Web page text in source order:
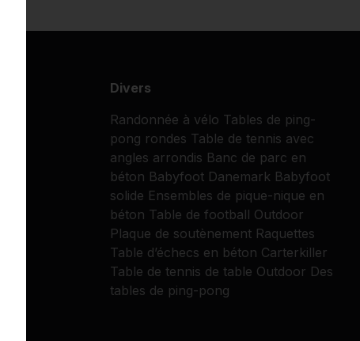
Divers
Randonnée à vélo Tables de ping-
pong rondes Table de tennis avec
angles arrondis Banc de parc en
béton Babyfoot Danemark Babyfoot
solide Ensembles de pique-nique en
béton Table de football Outdoor
Plaque de soutènement Raquettes
Table d’échecs en béton Carterkiller
Table de tennis de table Outdoor Des
tables de ping-pong